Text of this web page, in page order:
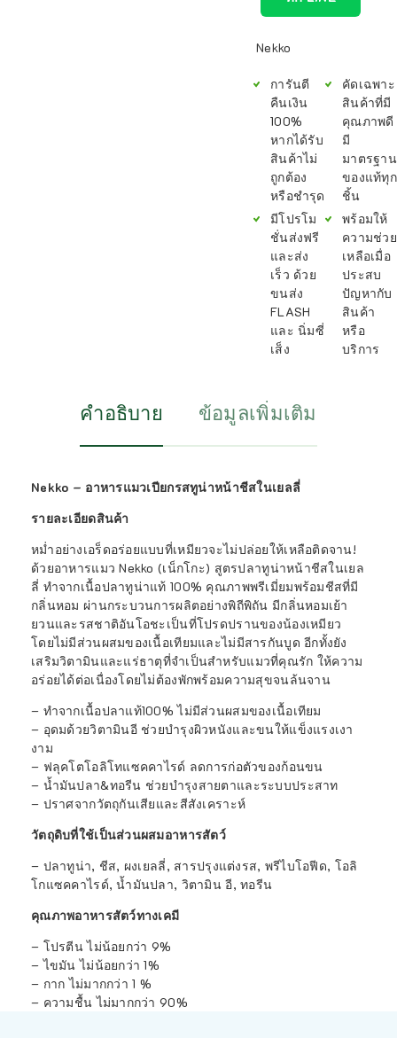
Nekko
การันตี
คืนเงิน
100%
หากได้รับ
สินค้าไม่
ถูกต้อง
หรือชำรุด
มีโปรโม
ชั่นส่งฟรี
และส่ง
เร็ว ด้วย
ขนส่ง
FLASH
และ นิ่มซี่
เส็ง
คัดเฉพาะ
สินค้าที่มี
คุณภาพดี
มี
มาตรฐาน
ของแท้ทุก
ชิ้น
พร้อมให้
ความช่วย
เหลือเมื่อ
ประสบ
ปัญหากับ
สินค้า
หรือ
บริการ
คำอธิบาย ข้อมูลเพิ่มเติม
Nekko – อาหารแมวเปียกรสทูน่าหน้าชีสในเยลลี่
รายละเอียดสินค้า
หม่ำอย่างเอร็ดอร่อยแบบที่เหมียวจะไม่ปล่อยให้เหลือติดจาน!
ด้วยอาหารแมว Nekko (เน็กโกะ) สูตรปลาทูน่าหน้าชีสในเยล
ลี่ ทำจากเนื้อปลาทูน่าแท้ 100% คุณภาพพรีเมี่ยมพร้อมชีสที่มี
กลิ่นหอม ผ่านกระบวนการผลิตอย่างพิถีพิถัน มีกลิ่นหอมเย้า
ยวนและรสชาติอันโอชะเป็นที่โปรดปรานของน้องเหมียว
โดยไม่มีส่วนผสมของเนื้อเทียมและไม่มีสารกันบูด อีกทั้งยัง
เสริมวิตามินและแร่ธาตุที่จำเป็นสำหรับแมวที่คุณรัก ให้ความ
อร่อยได้ต่อเนื่องโดยไม่ต้องพักพร้อมความสุขจนล้นจาน
– ทำจากเนื้อปลาแท้100% ไม่มีส่วนผสมของเนื้อเทียม
– อุดมด้วยวิตามินอี ช่วยบำรุงผิวหนังและขนให้แข็งแรงเงา
งาม
– ฟลุคโตโอลิโทแซคคาไรด์ ลดการก่อตัวของก้อนขน
– น้ำมันปลา&ทอรีน ช่วยบำรุงสายตาและระบบประสาท
– ปราศจากวัตถุกันเสียและสีสังเคราะห์
วัตถุดิบที่ใช้เป็นส่วนผสมอาหารสัตว์
– ปลาทูน่า, ชีส, ผงเยลลี่, สารปรุงแต่งรส, พรีไบโอฟีด, โอลิ
โกแซคคาไรด์, น้ำมันปลา, วิตามิน อี, ทอรีน
คุณภาพอาหารสัตว์ทางเคมี
– โปรตีน ไม่น้อยกว่า 9%
– ไขมัน ไม่น้อยกว่า 1%
– กาก ไม่มากกว่า 1 %
– ความชื้น ไม่มากกว่า 90%